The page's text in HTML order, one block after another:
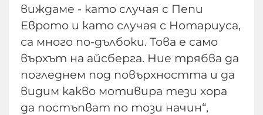
виждаме - като случая с Пепи
Еврото и като случая с Нотариуса,
са много по-дълбоки. Това е само
върхът на айсберга. Ние трябва да
погледнем под повърхността и да
видим какво мотивира тези хора
да постъпват по този начин“,